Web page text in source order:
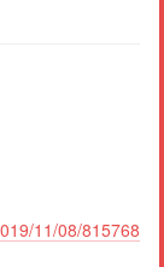
11/08/815768